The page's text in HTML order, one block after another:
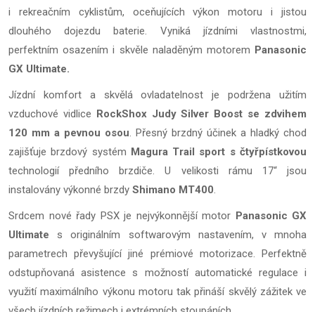
i rekreačním cyklistům, oceňujících výkon motoru i jistou
dlouhého dojezdu baterie. Vyniká jízdními vlastnostmi,
perfektním osazením i skvěle naladěným motorem Panasonic
GX Ultimate.
Jízdní komfort a skvělá ovladatelnost je podržena užitím
vzduchové vidlice RockShox Judy Silver Boost se zdvihem
120 mm a pevnou osou. Přesný brzdný účinek a hladký chod
zajišťuje brzdový systém Magura Trail sport s čtyřpístkovou
technologií předního brzdiče. U velikosti rámu 17“ jsou
instalovány výkonné brzdy Shimano MT400.
Srdcem nové řady PSX je nejvýkonnější motor Panasonic GX
Ultimate s originálním softwarovým nastavením, v mnoha
parametrech převyšující jiné prémiové motorizace. Perfektně
odstupňovaná asistence s možností automatické regulace i
využití maximálního výkonu motoru tak přináší skvělý zážitek ve